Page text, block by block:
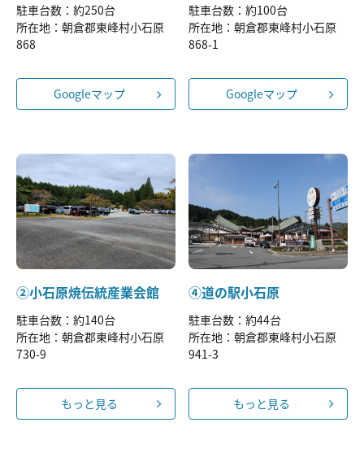
駐車台数：約250台
所在地：朝倉郡東峰村小石原
868
Googleマップ
駐車台数：約100台
所在地：朝倉郡東峰村小石原
868-1
Googleマップ
②小石原焼伝統産業会館
駐車台数：約140台
所在地：朝倉郡東峰村小石原
730-9
もっと見る
④道の駅小石原
駐車台数：約44台
所在地：朝倉郡東峰村小石原
941-3
もっと見る